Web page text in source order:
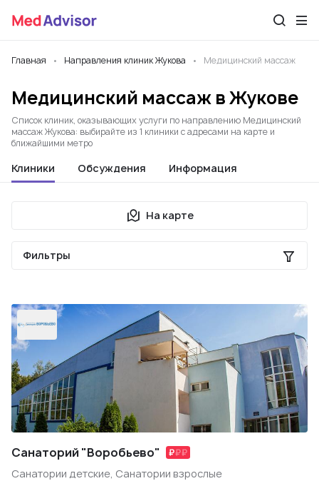
Главная Направления клиник Жукова Медицинский массаж
Медицинский массаж в Жукове
Список клиник, оказывающих услуги по направлению Медицинский
массаж Жукова: выбирайте из 1 клиники с адресами на карте и
ближайшими метро
Клиники Обсуждения Информация
На карте
Фильтры
Санаторий "Воробьево"
Санатории детские, Санатории взрослые